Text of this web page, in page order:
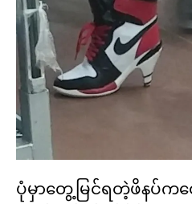
ပုံမှာတွေ့မြင်ရတဲ့ဖိနပ်ကတ